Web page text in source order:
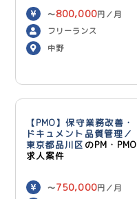
〜800,000円／月
フリーランス
中野
【PMO】保守業務改善・
ドキュメント品質管理／
東京都品川区 のPM・PMO
求人案件
〜750,000円／月